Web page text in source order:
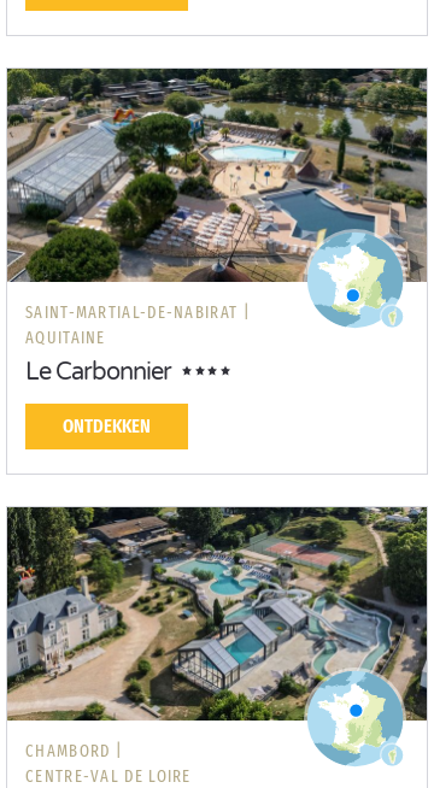
SAINT-MARTIAL-DE-NABIRAT |
AQUITAINE
Le Carbonnier
ONTDEKKEN
CHAMBORD |
CENTRE-VAL DE LOIRE